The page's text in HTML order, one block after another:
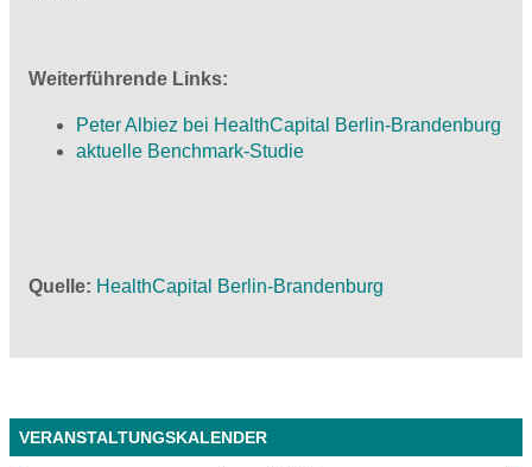
Weiterführende Links:
Peter Albiez bei HealthCapital Berlin-Brandenburg
aktuelle Benchmark-Studie
Quelle HealthCapital Berlin-Brandenburg
VERANSTALTUNGSKALENDER